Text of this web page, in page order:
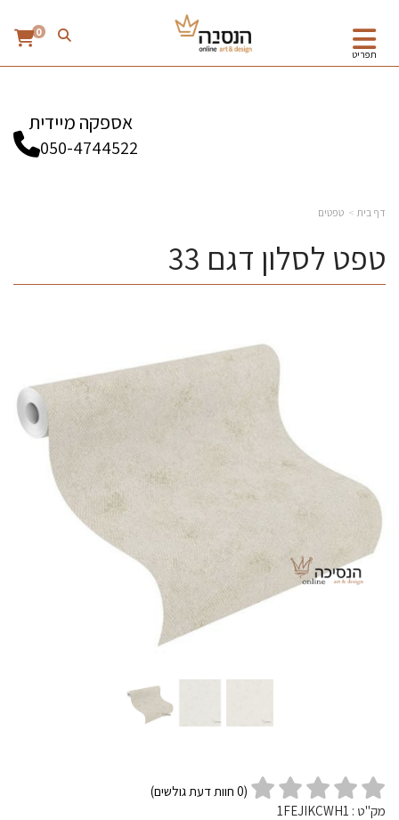
תפריט
0
אספקה מיידית
050-4744522
דף בית טפטים
טפט לסלון דגם 33
(
0 חוות דעת גולשים)
מק"ט : 1FEJIKCWH1